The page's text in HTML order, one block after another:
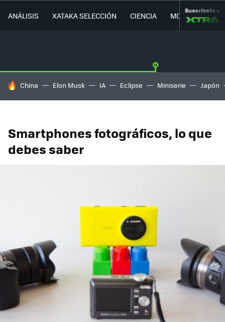
ANÁLISIS XATAKA SELECCIÓN CIENCIA MOVILIDAD
Suscríbete a
HOY SE HABLA DE
China Elon Musk IA Eclipse Miniserie Japón
Smartphones fotográficos, lo que
debes saber